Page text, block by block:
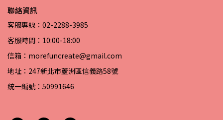
聯絡資訊
客服專線：02-2288-3985
客服時間：10:00-18:00
信箱：morefuncreate@gmail.com
地址：247新北市蘆洲區信義路58號
統一編號：50991646